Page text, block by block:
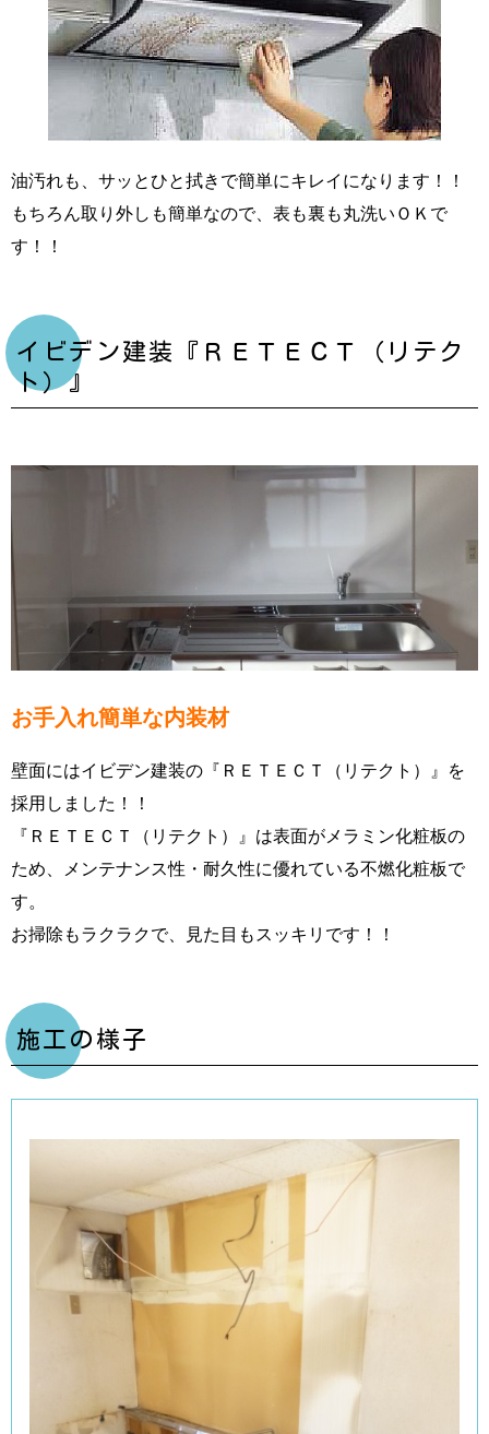
油汚れも、サッとひと拭きで簡単にキレイになります！！
もちろん取り外しも簡単なので、表も裏も丸洗いＯＫで
す！！
イビデン建装『ＲＥＴＥＣＴ（リテク
ト）』
お手入れ簡単な内装材
壁面にはイビデン建装の『ＲＥＴＥＣＴ（リテクト）』を
採用しました！！
『ＲＥＴＥＣＴ（リテクト）』は表面がメラミン化粧板の
ため、メンテナンス性・耐久性に優れている不燃化粧板で
す。
お掃除もラクラクで、見た目もスッキリです！！
施工の様子